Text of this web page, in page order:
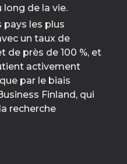
de la vie.
pays les plus
un taux de
de près de 100 %, et
activement
par le biais
Finland, qui
recherche